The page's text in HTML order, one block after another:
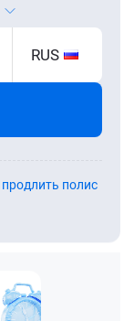
RUS
продлить полис